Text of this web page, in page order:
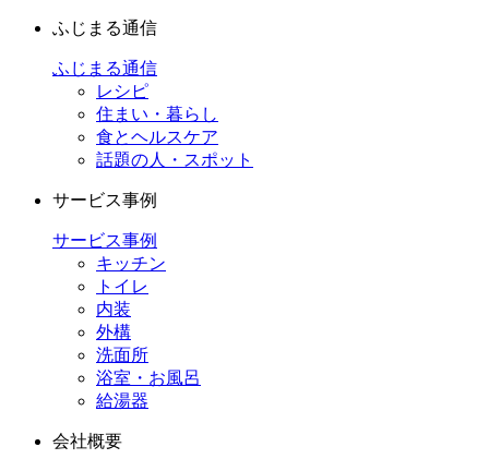
ふじまる通信
ふじまる通信
レシピ
住まい・暮らし
食とヘルスケア
話題の人・スポット
サービス事例
サービス事例
キッチン
トイレ
内装
外構
洗面所
浴室・お風呂
給湯器
会社概要